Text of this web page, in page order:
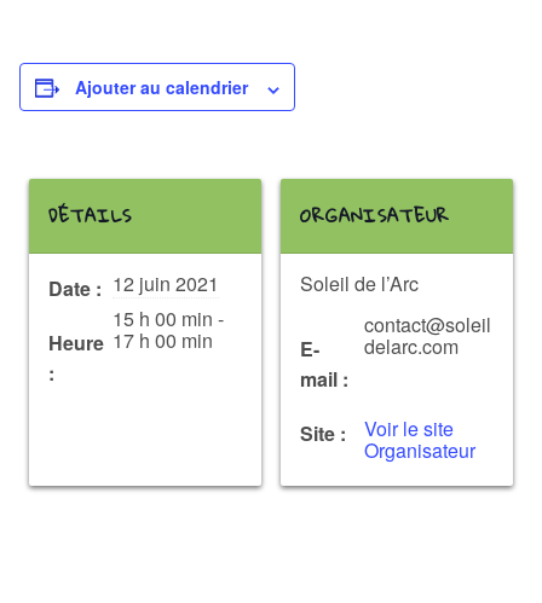
Ajouter au calendrier
DÉTAILS
Date : 12 juin 2021
Heure
:
15 h 00 min -
17 h 00 min
ORGANISATEUR
Soleil de l’Arc
E-
mail :
contact@soleil
delarc.com
Site : Voir le site
Organisateur